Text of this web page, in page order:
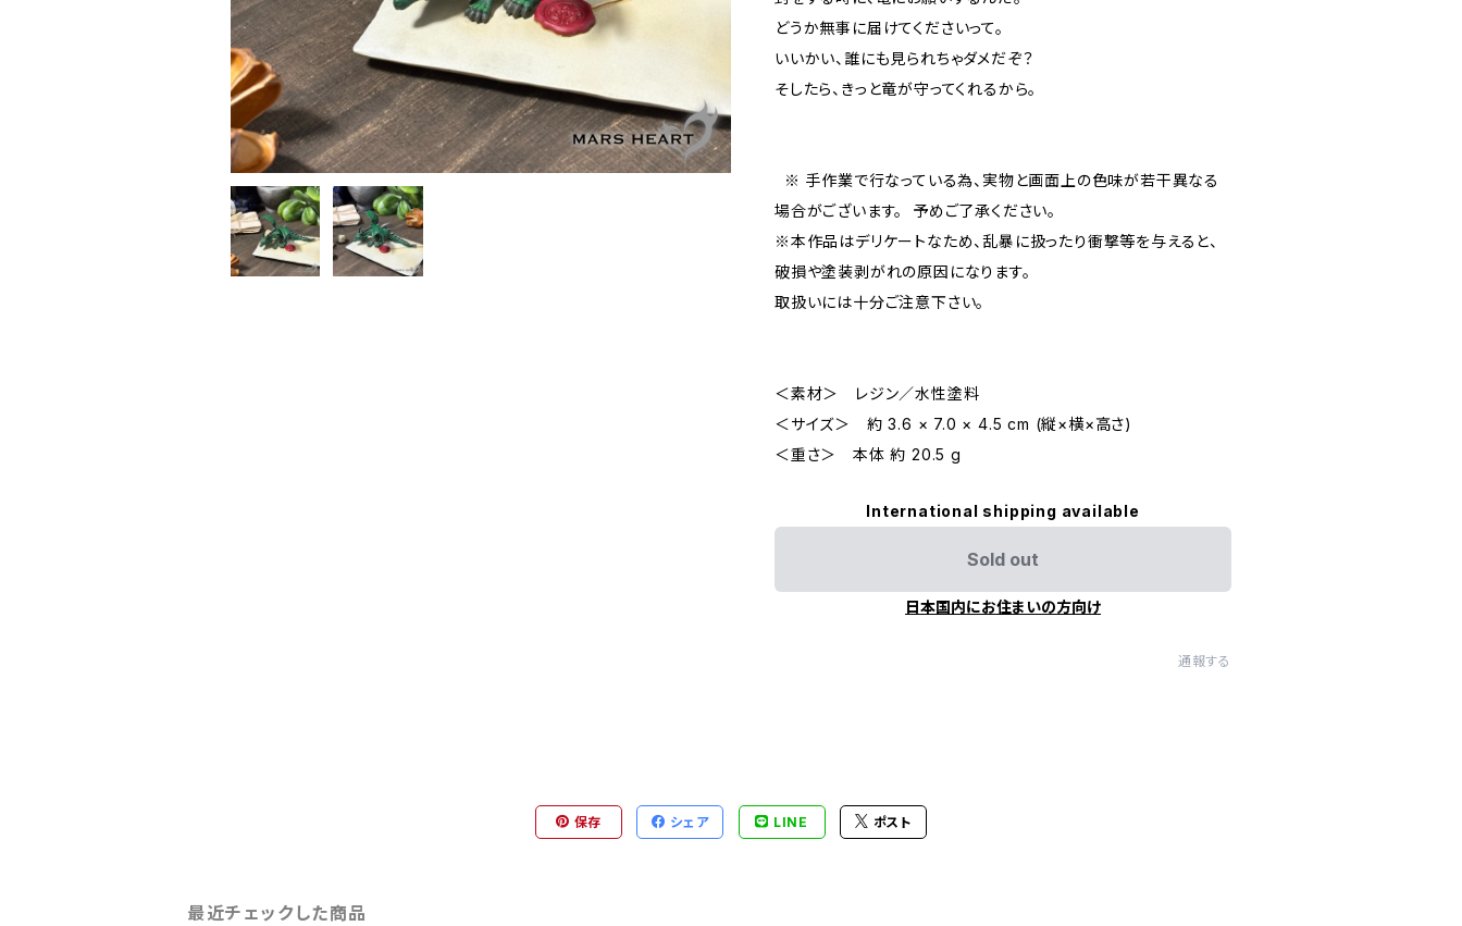
どうか無事に届けてくださいって。
いいかい、誰にも見られちゃダメだぞ？
そしたら、きっと竜が守ってくれるから。
※ 手作業で行なっている為、実物と画面上の色味が若干異なる
場合がございます。 予めご了承ください。
※本作品はデリケートなため、乱暴に扱ったり衝撃等を与えると、
破損や塗装剥がれの原因になります。
取扱いには十分ご注意下さい。
＜素材＞ レジン／水性塗料
＜サイズ＞ 約 3.6 × 7.0 × 4.5 cm (縦×横×高さ)
＜重さ＞ 本体 約 20.5 g
International shipping available
Sold out
日本国内にお住まいの方向け
通報する
保存 シェア LINE ポスト
最近チェックした商品